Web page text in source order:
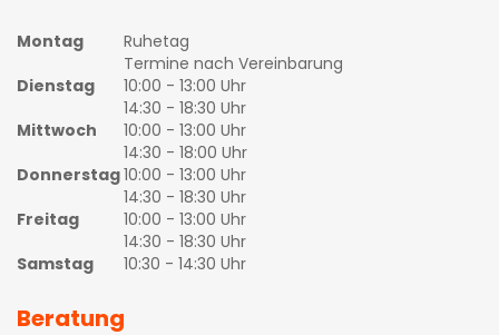
Montag
Ruhetag
Termine nach Vereinbarung
Dienstag
10:00 - 13:00 Uhr
14:30 - 18:30 Uhr
Mittwoch
10:00 - 13:00 Uhr
14:30 - 18:00 Uhr
Donnerstag10:00 - 13:00 Uhr
14:30 - 18:30 Uhr
Freitag
10:00 - 13:00 Uhr
14:30 - 18:30 Uhr
Samstag
10:30 - 14:30 Uhr
Beratung